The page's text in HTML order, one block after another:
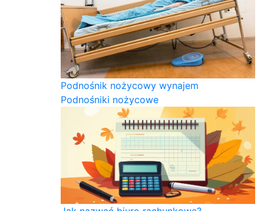
Podnośnik nożycowy wynajem
Podnośniki nożycowe